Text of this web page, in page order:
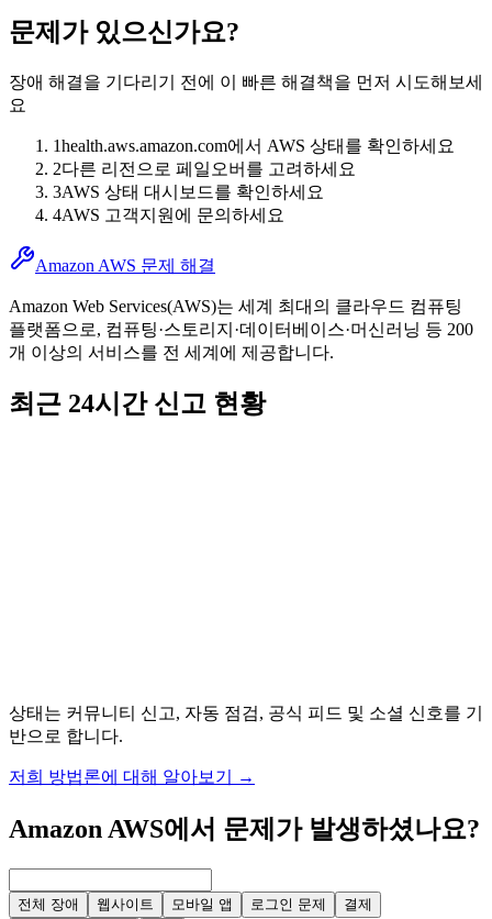
문제가 있으신가요?
장애 해결을 기다리기 전에 이 빠른 해결책을 먼저 시도해보세
요
1health.aws.amazon.com에서 AWS 상태를 확인하세요
2다른 리전으로 페일오버를 고려하세요
3AWS 상태 대시보드를 확인하세요
4AWS 고객지원에 문의하세요
Amazon AWS 문제 해결
Amazon Web Services(AWS)는 세계 최대의 클라우드 컴퓨팅
플랫폼으로, 컴퓨팅·스토리지·데이터베이스·머신러닝 등 200
개 이상의 서비스를 전 세계에 제공합니다.
최근 24시간 신고 현황
상태는 커뮤니티 신고, 자동 점검, 공식 피드 및 소셜 신호를 기
반으로 합니다.
저희 방법론에 대해 알아보기 →
Amazon AWS에서 문제가 발생하셨나요?
전체 장애 웹사이트 모바일 앱 로그인 문제 결제